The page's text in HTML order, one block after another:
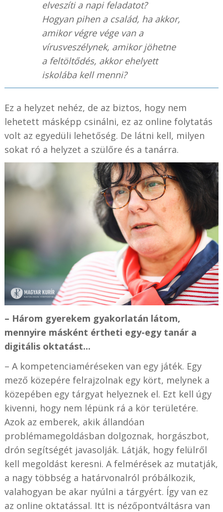
elveszíti a napi feladatot?
Hogyan pihen a család, ha akkor,
amikor végre vége van a
vírusveszélynek, amikor jöhetne
a feltöltődés, akkor ehelyett
iskolába kell menni?
Ez a helyzet nehéz, de az biztos, hogy nem
lehetett másképp csinálni, ez az online folytatás
volt az egyedüli lehetőség. De látni kell, milyen
sokat ró a helyzet a szülőre és a tanárra.
– Három gyerekem gyakorlatán látom,
mennyire másként értheti egy-egy tanár a
digitális oktatást...
– A kompetenciaméréseken van egy játék. Egy
mező közepére felrajzolnak egy kört, melynek a
közepében egy tárgyat helyeznek el. Ezt kell úgy
kivenni, hogy nem lépünk rá a kör területére.
Azok az emberek, akik állandóan
problémamegoldásban dolgoznak, horgászbot,
drón segítségét javasolják. Látják, hogy felülről
kell megoldást keresni. A felmérések az mutatják,
a nagy többség a határvonalról próbálkozik,
valahogyan be akar nyúlni a tárgyért. Így van ez
az online oktatással. Itt is nézőpontváltásra van